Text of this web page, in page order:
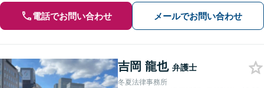
電話でお問い合わせ メールでお問い合わせ
吉岡 龍也 弁護士
冬夏法律事務所